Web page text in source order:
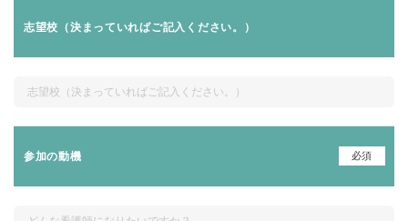
志望校（決まっていればご記入ください。）
参加の動機 必須